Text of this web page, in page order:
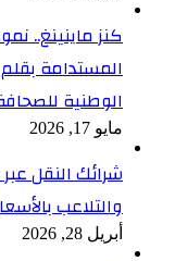
كنز ماينينغ..
المستدامة
الوطنية
مايو 17, 2026
شرائك النقل
والتلاعب
أبريل 28, 2026